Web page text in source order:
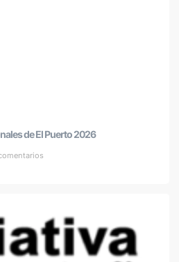
de El Puerto 2026